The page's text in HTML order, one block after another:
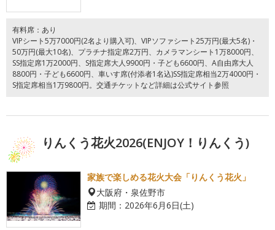
有料席：あり
VIPシート5万7000円(2名より購入可)、VIPソファシート25万円(最大5名)・
50万円(最大10名)、プラチナ指定席2万円、カメラマンシート1万8000円、
SS指定席1万2000円、S指定席大人9900円・子ども6600円、A自由席大人
8800円・子ども6600円、車いす席(付添者1名込)SS指定席相当2万4000円・
S指定席相当1万9800円。交通チケットなど詳細は公式サイト参照
りんくう花火2026(ENJOY！りんくう)
家族で楽しめる花火大会「りんくう花火」
大阪府・泉佐野市
期間： 2026年6月6日(土)